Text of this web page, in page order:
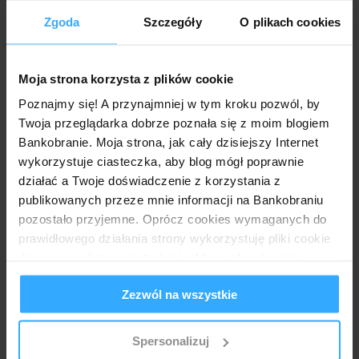
Zgoda Szczegóły O plikach cookies
Moja strona korzysta z plików cookie
Poznajmy się! A przynajmniej w tym kroku pozwól, by
Twoja przeglądarka dobrze poznała się z moim blogiem
Bankobranie. Moja strona, jak cały dzisiejszy Internet
wykorzystuje ciasteczka, aby blog mógł poprawnie
działać a Twoje doświadczenie z korzystania z
publikowanych przeze mnie informacji na Bankobraniu
pozostało przyjemne. Oprócz cookies wymaganych do
prawidłowego działania strony wykorzystuję pliki cookie
analizować ruch w mojej witrynie. Informacje o tym, jak
korzystasz z bloga, udostępniam moim partnerom
społecznościowym, reklamowym i analitycznym.
Partnerzy mogą połączyć te informacje z innymi danymi
Zezwól na wszystkie
Spersonalizuj
"– wypłata środków pieniężnych z Limitu kredytu,
na dowolny cel konsumpcyjny, w formie
Polecenia przelewu krajowego w złotych,
– Transakcja u podmiotów świadczących usługi
w zakresie gier losowych, hazardowych (...),
– Transakcja u podmiotów świadczących usługi
w zakresie wymiany walut, walut wirtualnych i
środków płatniczych oraz pośredniczących w
wymianie"
Odpadają więc transakcje w kasynach, czy u bukmacherów,
specyficznego kwalifikowania terminali płatniczych w
placówkach pocztowych, najpewniej i tam dokonywane
transakcje nie zostaną uwzględnione.
Bony do Biedronki mają być ważne bezterminowo. Z kolei
punkty w programie Bezcenne Chwilę będzie należało